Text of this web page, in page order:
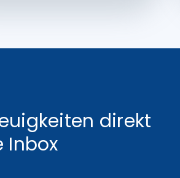
direkt
Inbox